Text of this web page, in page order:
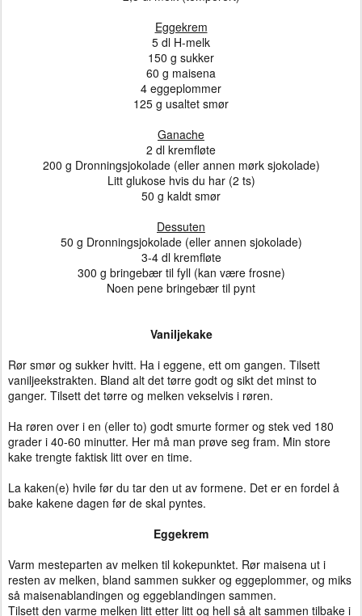
Eggekrem
5 dl H-melk
150 g sukker
60 g maisena
4 eggeplommer
125 g usaltet smør
Ganache
2 dl kremfløte
200 g Dronningsjokolade (eller annen mørk sjokolade)
Litt glukose hvis du har (2 ts)
50 g kaldt smør
Dessuten
50 g Dronningsjokolade (eller annen sjokolade)
3-4 dl kremfløte
300 g bringebær til fyll (kan være frosne)
Noen pene bringebær til pynt
Vaniljekake
Rør smør og sukker hvitt. Ha i eggene, ett om gangen. Tilsett
vaniljeekstrakten. Bland alt det tørre godt og sikt det minst to
ganger. Tilsett det tørre og melken vekselvis i røren.
Ha røren over i en (eller to) godt smurte former og stek ved 180
grader i 40-60 minutter. Her må man prøve seg fram. Min store
kake trengte faktisk litt over en time.
La kaken(e) hvile før du tar den ut av formene. Det er en fordel å
bake kakene dagen før de skal pyntes.
Eggekrem
Varm mesteparten av melken til kokepunktet. Rør maisena ut i
resten av melken, bland sammen sukker og eggeplommer, og miks
så maisenablandingen og eggeblandingen sammen.
Tilsett den varme melken litt etter litt og hell så alt sammen tilbake i